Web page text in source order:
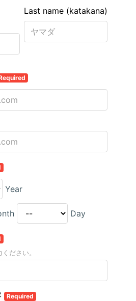
Last name (katakana)
Year
Day
ださい。
Required